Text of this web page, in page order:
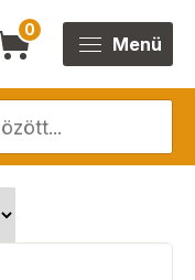
0
Menü